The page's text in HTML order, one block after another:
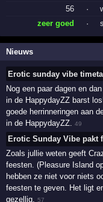
56
·
zeer goed
·
Nieuws
Erotic sunday vibe
Nog een paar dagen en
in de HappydayZZ barst
goede herrinneringen aan
in de HappydayZZ.49
Erotic Sunday Vibe pakt
Zoals jullie weten geeft
feesten. (Pleasure Island
hebben ze niet voor niets
feesten te geven. Het ligt
gezellig.57